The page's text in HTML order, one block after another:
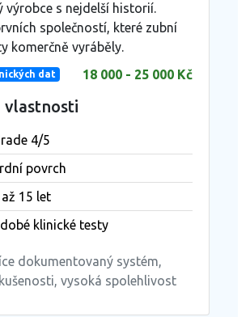
výrobce s nejdelší historií.
společností, které zubní
komerčně vyráběly.
dat 18 000 - 25 000 Kč
vlastnosti
4/5
povrch
15 let
klinické testy
dokumentovaný systém,
vysoká spolehlivost